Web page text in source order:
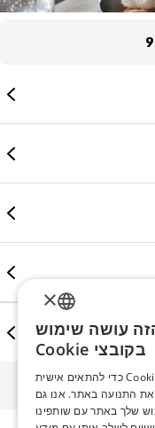
×
עושה שימוש
בקובצי Cookie
אנו משתמשים בקובצי Cookie כדי להתאים אישית
את התנועה באתר. אנו גם
שלך באתר עם שותפינו